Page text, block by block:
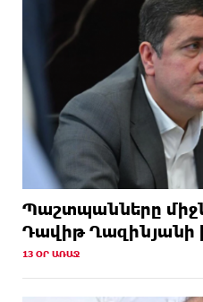
Պաշտպանները
Դավիթ
13 ՕՐ ԱՌԱՋ